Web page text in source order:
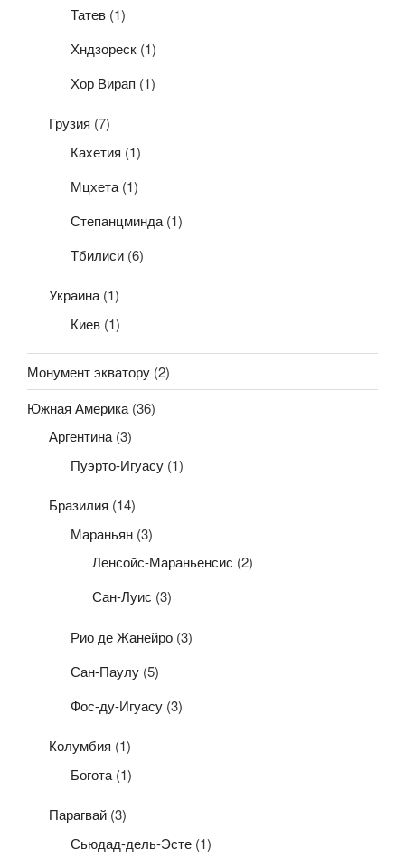
Татев (1)
Хндзореск (1)
Хор Вирап (1)
Грузия (7)
Кахетия (1)
Мцхета (1)
Степанцминда (1)
Тбилиси (6)
Украина (1)
Киев (1)
Монумент экватору (2)
Южная Америка (36)
Аргентина (3)
Пуэрто-Игуасу (1)
Бразилия (14)
Мараньян (3)
Ленсойс-Мараньенсис (2)
Сан-Луис (3)
Рио де Жанейро (3)
Сан-Паулу (5)
Фос-ду-Игуасу (3)
Колумбия (1)
Богота (1)
Парагвай (3)
Сьюдад-дель-Эсте (1)